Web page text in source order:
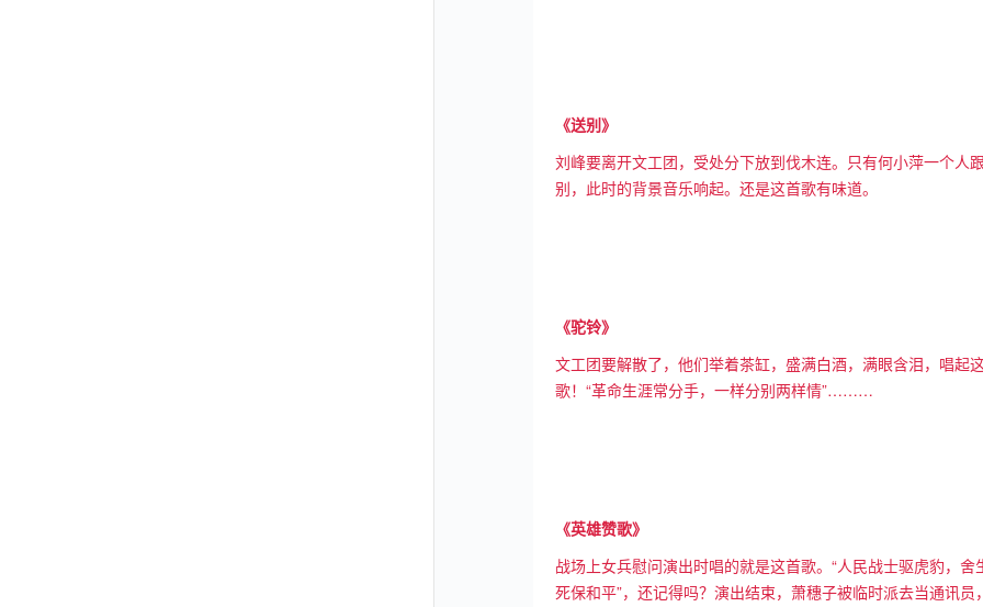
《送别》
刘峰要离开文工团，受处分下放到伐木连。只有何小萍一个人
别，此时的背景音乐响起。还是这首歌有味道。
《驼铃》
文工团要解散了，他们举着茶缸，盛满白酒，满眼含泪，唱起
歌！“革命生涯常分手，一样分别两样情”………
《英雄赞歌》
战场上女兵慰问演出时唱的就是这首歌。“人民战士驱虎豹，舍
死保和平”，还记得吗？演出结束，萧穗子被临时派去当通讯员